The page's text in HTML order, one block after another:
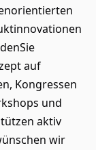
auf
Kongressen
und
aktiv
wir